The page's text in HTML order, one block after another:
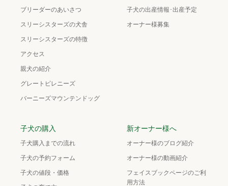
ブリーダーのあいさつ
スリーシスターズの犬舎
スリーシスターズの特徴
アクセス
親犬の紹介
グレートピレニーズ
バーニーズマウンテンドッグ
子犬の出産情報･出産予定
オーナー様募集
子犬の購入
子犬購入までの流れ
子犬の予約フォーム
子犬の値段・価格
新オーナー様へ
オーナー様のブログ紹介
オーナー様の動画紹介
フェイスブックページのご利
用方法